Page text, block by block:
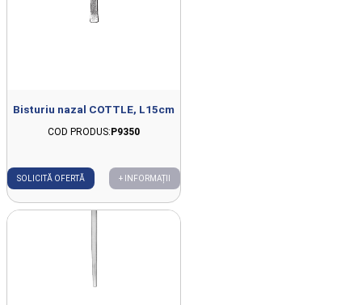
Bisturiu nazal COTTLE, L15cm
COD PRODUS: P9350
SOLICITĂ OFERTĂ + INFORMAȚII